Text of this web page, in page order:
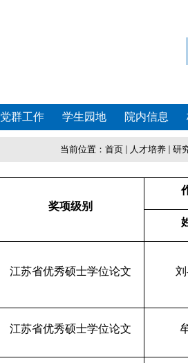
党群工作 学生园地 院内信息
当前位置： 首页 人才培养 研
奖项级别
江苏省优秀硕士学位论文
江苏省优秀硕士学位论文